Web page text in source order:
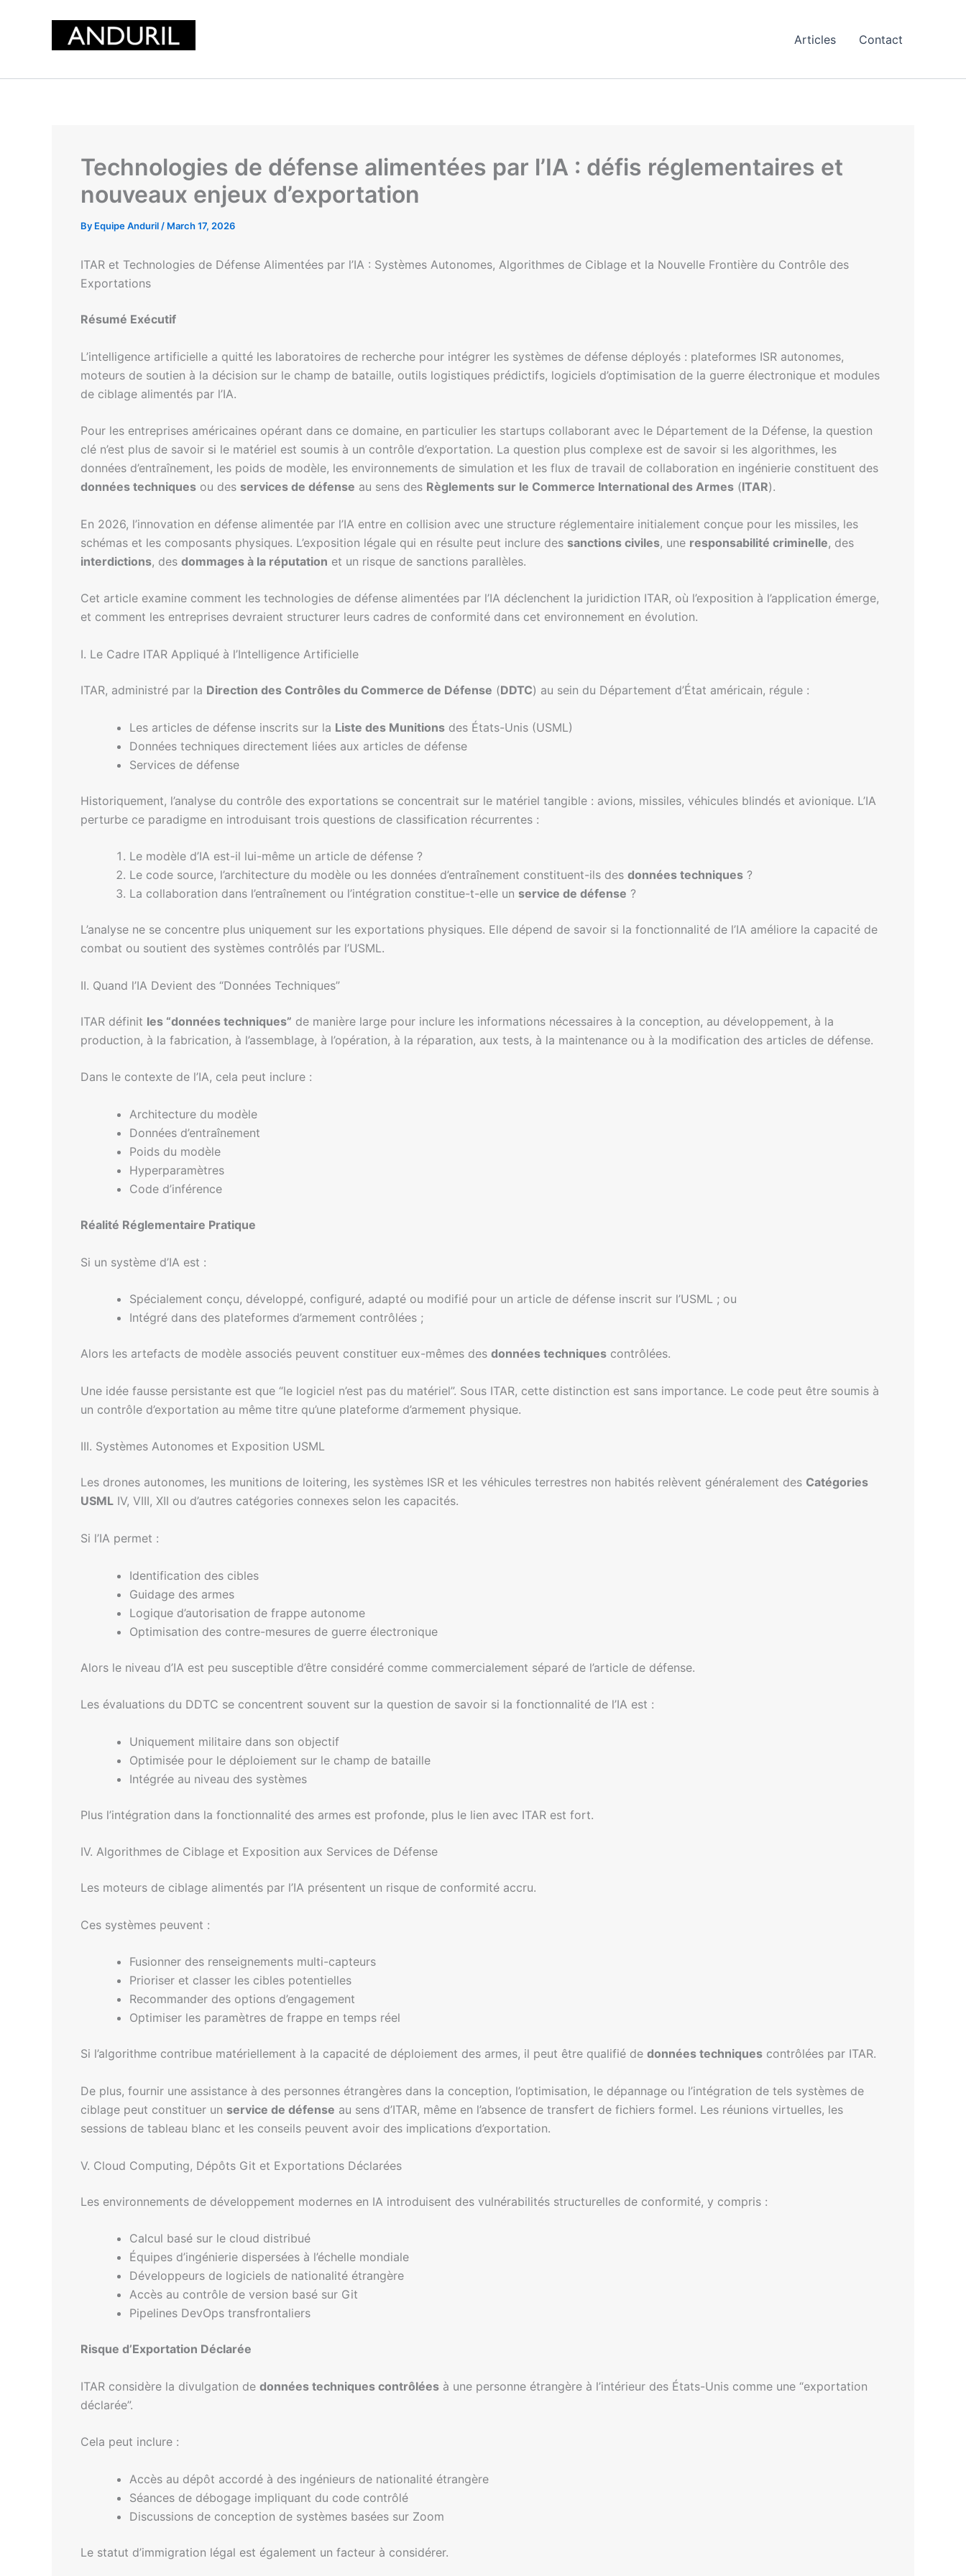
Articles Contact
Technologies de défense alimentées par l’IA : défis réglementaires et
nouveaux enjeux d’exportation
By Equipe Anduril / March 17, 2026
ITAR et Technologies de Défense Alimentées par l’IA : Systèmes Autonomes, Algorithmes de Ciblage et la Nouvelle Frontière du Contrôle des
Exportations
Résumé Exécutif
L’intelligence artificielle a quitté les laboratoires de recherche pour intégrer les systèmes de défense déployés : plateformes ISR autonomes,
moteurs de soutien à la décision sur le champ de bataille, outils logistiques prédictifs, logiciels d’optimisation de la guerre électronique et modules
de ciblage alimentés par l’IA.
Pour les entreprises américaines opérant dans ce domaine, en particulier les startups collaborant avec le Département de la Défense, la question
clé n’est plus de savoir si le matériel est soumis à un contrôle d’exportation. La question plus complexe est de savoir si les algorithmes, les
données d’entraînement, les poids de modèle, les environnements de simulation et les flux de travail de collaboration en ingénierie constituent des
données techniques ou des services de défense au sens des Règlements sur le Commerce International des Armes (ITAR).
En 2026, l’innovation en défense alimentée par l’IA entre en collision avec une structure réglementaire initialement conçue pour les missiles, les
schémas et les composants physiques. L’exposition légale qui en résulte peut inclure des sanctions civiles, une responsabilité criminelle, des
interdictions, des dommages à la réputation et un risque de sanctions parallèles.
Cet article examine comment les technologies de défense alimentées par l’IA déclenchent la juridiction ITAR, où l’exposition à l’application émerge,
et comment les entreprises devraient structurer leurs cadres de conformité dans cet environnement en évolution.
I. Le Cadre ITAR Appliqué à l’Intelligence Artificielle
ITAR, administré par la Direction des Contrôles du Commerce de Défense (DDTC) au sein du Département d’État américain, régule :
Les articles de défense inscrits sur la Liste des Munitions des États-Unis (USML)
Données techniques directement liées aux articles de défense
Services de défense
Historiquement, l’analyse du contrôle des exportations se concentrait sur le matériel tangible : avions, missiles, véhicules blindés et avionique. L’IA
perturbe ce paradigme en introduisant trois questions de classification récurrentes :
Le modèle d’IA est-il lui-même un article de défense ?
Le code source, l’architecture du modèle ou les données d’entraînement constituent-ils des données techniques ?
La collaboration dans l’entraînement ou l’intégration constitue-t-elle un service de défense ?
L’analyse ne se concentre plus uniquement sur les exportations physiques. Elle dépend de savoir si la fonctionnalité de l’IA améliore la capacité de
combat ou soutient des systèmes contrôlés par l’USML.
II. Quand l’IA Devient des “Données Techniques”
ITAR définit les “données techniques” de manière large pour inclure les informations nécessaires à la conception, au développement, à la
production, à la fabrication, à l’assemblage, à l’opération, à la réparation, aux tests, à la maintenance ou à la modification des articles de défense.
Dans le contexte de l’IA, cela peut inclure :
Architecture du modèle
Données d’entraînement
Poids du modèle
Hyperparamètres
Code d’inférence
Réalité Réglementaire Pratique
Si un système d’IA est :
Spécialement conçu, développé, configuré, adapté ou modifié pour un article de défense inscrit sur l’USML ; ou
Intégré dans des plateformes d’armement contrôlées ;
Alors les artefacts de modèle associés peuvent constituer eux-mêmes des données techniques contrôlées.
Une idée fausse persistante est que “le logiciel n’est pas du matériel”. Sous ITAR, cette distinction est sans importance. Le code peut être soumis à
un contrôle d’exportation au même titre qu’une plateforme d’armement physique.
III. Systèmes Autonomes et Exposition USML
Les drones autonomes, les munitions de loitering, les systèmes ISR et les véhicules terrestres non habités relèvent généralement des Catégories
USML IV, VIII, XII ou d’autres catégories connexes selon les capacités.
Si l’IA permet :
Identification des cibles
Guidage des armes
Logique d’autorisation de frappe autonome
Optimisation des contre-mesures de guerre électronique
Alors le niveau d’IA est peu susceptible d’être considéré comme commercialement séparé de l’article de défense.
Les évaluations du DDTC se concentrent souvent sur la question de savoir si la fonctionnalité de l’IA est :
Uniquement militaire dans son objectif
Optimisée pour le déploiement sur le champ de bataille
Intégrée au niveau des systèmes
Plus l’intégration dans la fonctionnalité des armes est profonde, plus le lien avec ITAR est fort.
IV. Algorithmes de Ciblage et Exposition aux Services de Défense
Les moteurs de ciblage alimentés par l’IA présentent un risque de conformité accru.
Ces systèmes peuvent :
Fusionner des renseignements multi-capteurs
Prioriser et classer les cibles potentielles
Recommander des options d’engagement
Optimiser les paramètres de frappe en temps réel
Si l’algorithme contribue matériellement à la capacité de déploiement des armes, il peut être qualifié de données techniques contrôlées par ITAR.
De plus, fournir une assistance à des personnes étrangères dans la conception, l’optimisation, le dépannage ou l’intégration de tels systèmes de
ciblage peut constituer un service de défense au sens d’ITAR, même en l’absence de transfert de fichiers formel. Les réunions virtuelles, les
sessions de tableau blanc et les conseils peuvent avoir des implications d’exportation.
V. Cloud Computing, Dépôts Git et Exportations Déclarées
Les environnements de développement modernes en IA introduisent des vulnérabilités structurelles de conformité, y compris :
Calcul basé sur le cloud distribué
Équipes d’ingénierie dispersées à l’échelle mondiale
Développeurs de logiciels de nationalité étrangère
Accès au contrôle de version basé sur Git
Pipelines DevOps transfrontaliers
Risque d’Exportation Déclarée
ITAR considère la divulgation de données techniques contrôlées à une personne étrangère à l’intérieur des États-Unis comme une “exportation
déclarée”.
Cela peut inclure :
Accès au dépôt accordé à des ingénieurs de nationalité étrangère
Séances de débogage impliquant du code contrôlé
Discussions de conception de systèmes basées sur Zoom
Le statut d’immigration légal est également un facteur à considérer.